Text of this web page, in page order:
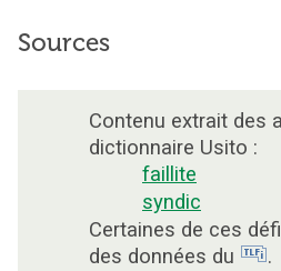
Sources
Contenu extrait des
dictionnaire Usito :
faillite
syndic
Certaines de ces
des données du
.